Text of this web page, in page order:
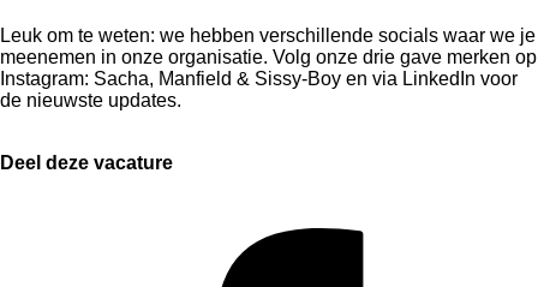
Leuk om te weten: we hebben verschillende socials waar we je
meenemen in onze organisatie. Volg onze drie gave merken op
Instagram: Sacha, Manfield & Sissy-Boy en via LinkedIn voor
de nieuwste updates.
Deel deze vacature